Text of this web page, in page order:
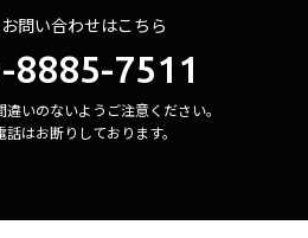
問い合わせはこちら
8885-7511
いのないようご注意ください。
はお断りしております。